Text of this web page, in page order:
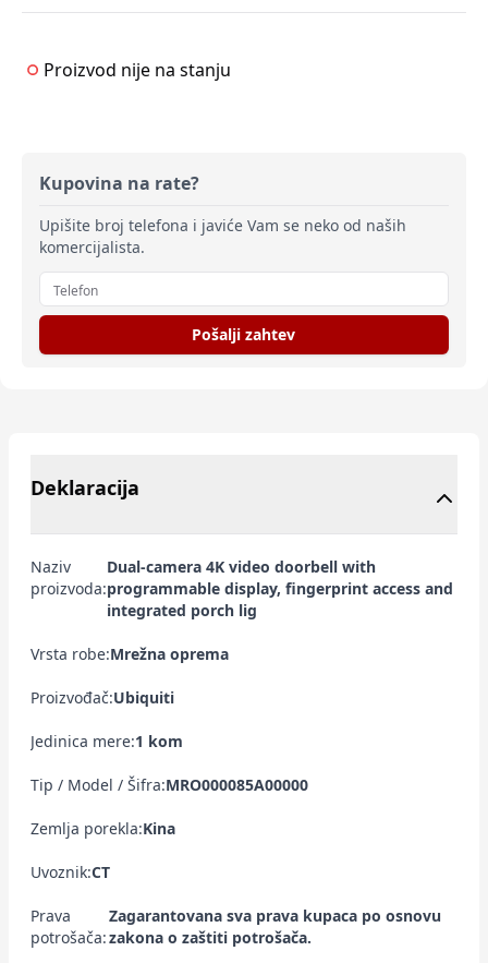
Proizvod nije na stanju
Kupovina na rate?
Upišite broj telefona i javiće Vam se neko od naših
komercijalista.
Pošalji zahtev
Deklaracija
Naziv
proizvoda:
Dual-camera 4K video doorbell with
programmable display, fingerprint access and
integrated porch lig
Vrsta robe:Mrežna oprema
Proizvođač:Ubiquiti
Jedinica mere:1 kom
Tip / Model / Šifra:MRO000085A00000
Zemlja porekla:Kina
Uvoznik:CT
Prava
potrošača:
Zagarantovana sva prava kupaca po osnovu
zakona o zaštiti potrošača.